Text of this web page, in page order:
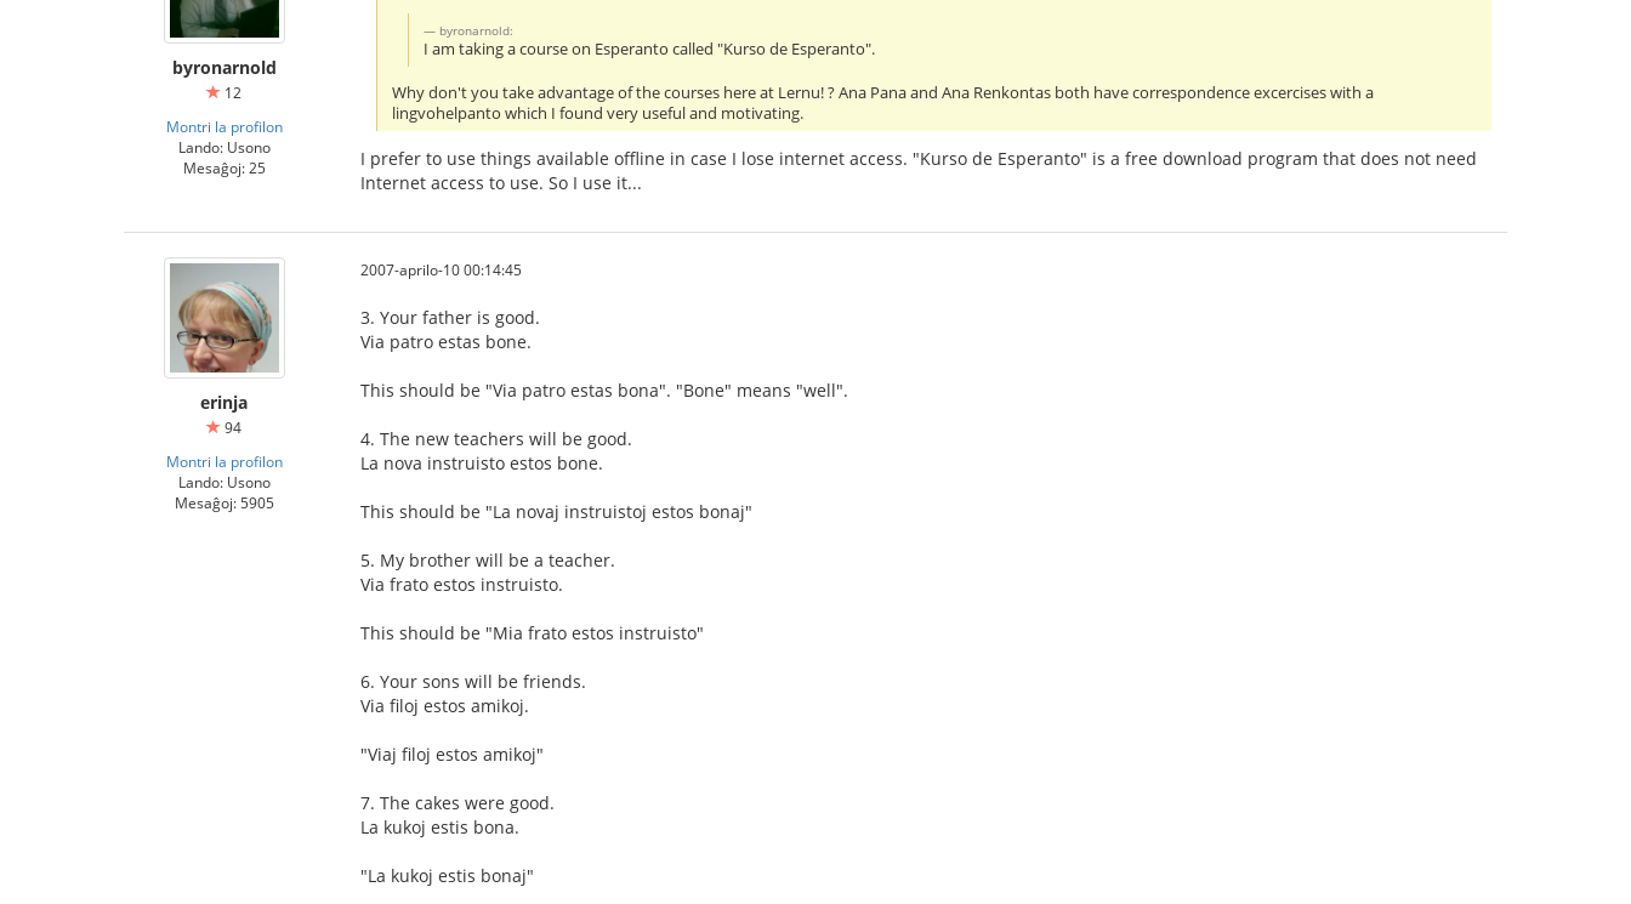
byronarnold
12
Montri la profilon
Lando: Usono
Mesaĝoj: 25
byronarnold:
I am taking a course on Esperanto called "Kurso de Esperanto".
Why don't you take advantage of the courses here at Lernu! ? Ana Pana and Ana Renkontas both have correspondence excercises with a
lingvohelpanto which I found very useful and motivating.
I prefer to use things available offline in case I lose internet access. "Kurso de Esperanto" is a free download program that does not need
Internet access to use. So I use it...
erinja
94
Montri la profilon
Lando: Usono
Mesaĝoj: 5905
2007-aprilo-10 00:14:45
3. Your father is good.
Via patro estas bone.
This should be "Via patro estas bona". "Bone" means "well".
4. The new teachers will be good.
La nova instruisto estos bone.
This should be "La novaj instruistoj estos bonaj"
5. My brother will be a teacher.
Via frato estos instruisto.
This should be "Mia frato estos instruisto"
6. Your sons will be friends.
Via filoj estos amikoj.
"Viaj filoj estos amikoj"
7. The cakes were good.
La kukoj estis bona.
"La kukoj estis bonaj"